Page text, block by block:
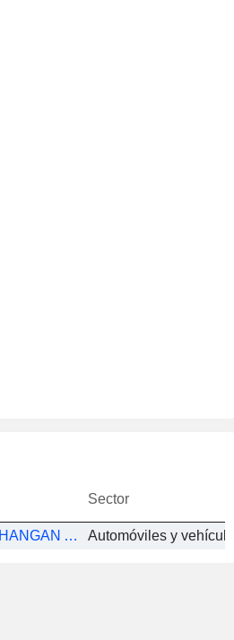
Sector
CHONGQING CHANGAN AUTOMOBILE COMPANY LIMITED